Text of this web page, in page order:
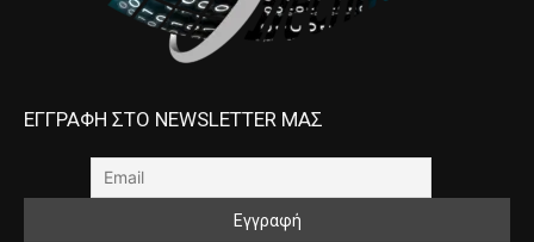
ΕΓΓΡΑΦΗ ΣΤΟ NEWSLETTER ΜΑΣ